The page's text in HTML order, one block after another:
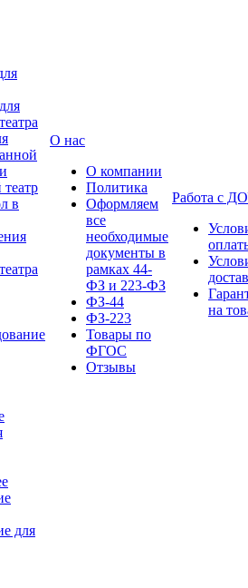
в
для
О нас
О компании
Политика
Оформляем
все
необходимые
документы в
рамках 44-
ФЗ и 223-ФЗ
ФЗ-44
ФЗ-223
Товары по
ФГОС
Отзывы
Работа с
на